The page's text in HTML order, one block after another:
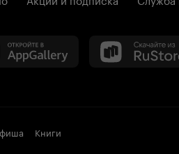
Книги